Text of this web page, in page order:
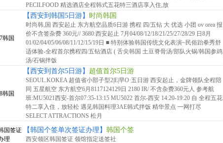
PECILFOOD 精选酒店全程韩式五花特三酒店享入住,放
韩国
【西安到韩国5日游】 时尚韩国
时尚韩,国 西安起止 东方航空品质6日游 携程 四/五钻 大 优选 小团 ov orea 报
价不含签杂费 360元// 3680:西安起止 7月04/08/12/18/21/25/27/28/29 日8月
01/02/04/05/06/08/11/12/15/19日 ■ 特别体验韩国传统文化表演~民俗跆拳秀舒
适体验-全程首尔携程四/五钻酒店 ( 舌尖韩国 土豆脊骨汤/部队火锅/韩国参鸡
汤/石锅拌饭
韩国
【西安到首尔5日游】 超值首尔5日游
SEOUL.KOKEA 超值省小部子型2|E|早O·五日游 西安起止，金牌领队全程陪
同 五星航空 东方航空6月8117124129日 2180 IR/ 不含杂费360元人 参考航
班:MU5021西安-首尔07:35-13:15 MU5022 首尔-西安 14:20-19:20 自 全程五花
特二享入住，放轻松 遇见韩国料理3AE韩式拌饭 精华景点 一网打尽
SELECT ATTRACTIONS 松月
国签证
理
【韩国个签单次签证办理】 韩国个签
西安领区韩国签证 领馆指定送签社